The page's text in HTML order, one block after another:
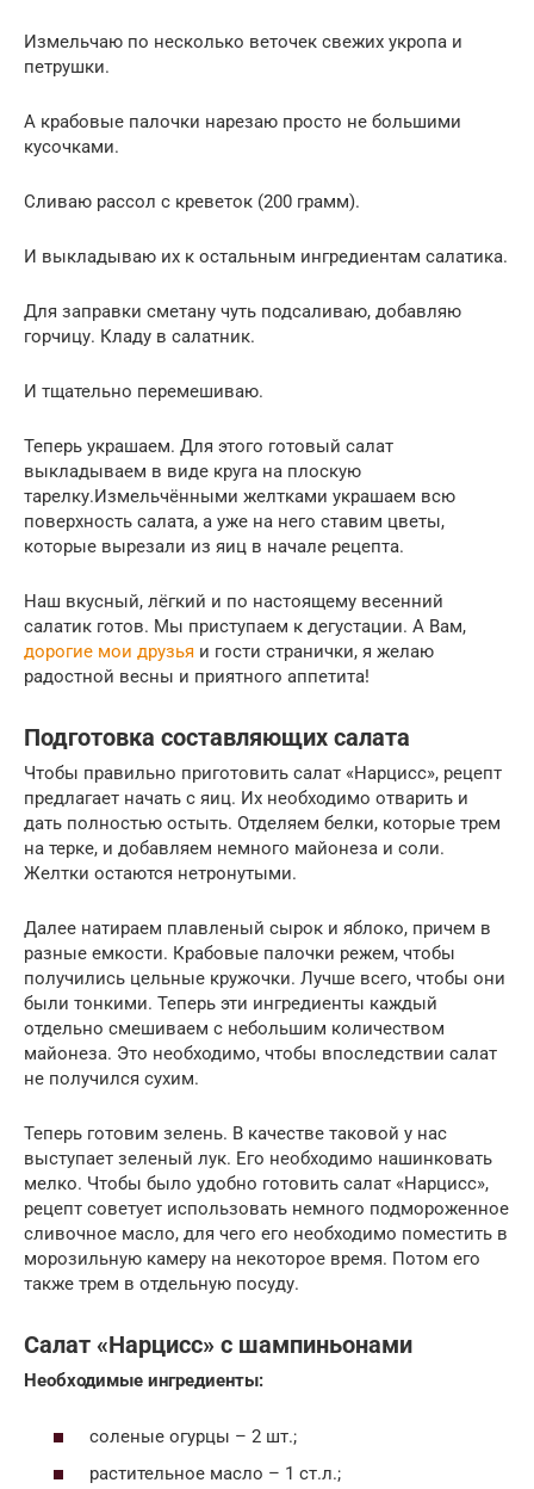
Измельчаю по несколько веточек свежих укропа и
петрушки.
А крабовые палочки нарезаю просто не большими
кусочками.
Сливаю рассол с креветок (200 грамм).
И выкладываю их к остальным ингредиентам салатика.
Для заправки сметану чуть подсаливаю, добавляю
горчицу. Кладу в салатник.
И тщательно перемешиваю.
Теперь украшаем. Для этого готовый салат
выкладываем в виде круга на плоскую
тарелку.Измельчёнными желтками украшаем всю
поверхность салата, а уже на него ставим цветы,
которые вырезали из яиц в начале рецепта.
Наш вкусный, лёгкий и по настоящему весенний
салатик готов. Мы приступаем к дегустации. А Вам,
дорогие мои друзья и гости странички, я желаю
радостной весны и приятного аппетита!
Подготовка составляющих салата
Чтобы правильно приготовить салат «Нарцисс», рецепт
предлагает начать с яиц. Их необходимо отварить и
дать полностью остыть. Отделяем белки, которые трем
на терке, и добавляем немного майонеза и соли.
Желтки остаются нетронутыми.
Далее натираем плавленый сырок и яблоко, причем в
разные емкости. Крабовые палочки режем, чтобы
получились цельные кружочки. Лучше всего, чтобы они
были тонкими. Теперь эти ингредиенты каждый
отдельно смешиваем с небольшим количеством
майонеза. Это необходимо, чтобы впоследствии салат
не получился сухим.
Теперь готовим зелень. В качестве таковой у нас
выступает зеленый лук. Его необходимо нашинковать
мелко. Чтобы было удобно готовить салат «Нарцисс»,
рецепт советует использовать немного подмороженное
сливочное масло, для чего его необходимо поместить в
морозильную камеру на некоторое время. Потом его
также трем в отдельную посуду.
Салат «Нарцисс» с шампиньонами
Необходимые ингредиенты:
соленые огурцы – 2 шт.;
растительное масло – 1 ст.л.;